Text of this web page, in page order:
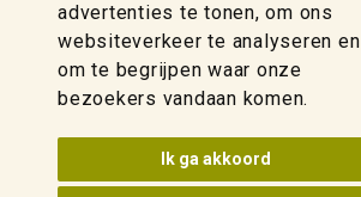
advertenties te tonen, om ons
websiteverkeer te analyseren en
om te begrijpen waar onze
bezoekers vandaan komen.
Ik ga akkoord
Update cookies voorkeuren